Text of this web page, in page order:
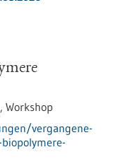
Workshop
vergangene-